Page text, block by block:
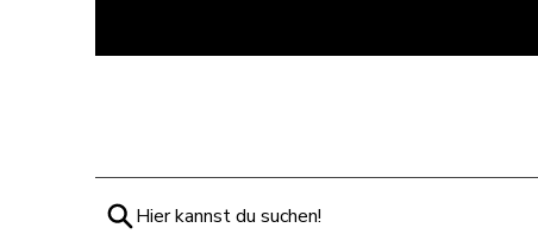
Hier kannst du suchen!